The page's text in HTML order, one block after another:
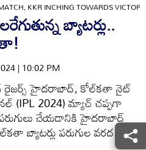
KKR INCHING TOWARDS
బ్యాటర్లు..
| 10:02 PM
రైజర్స్ హైదరాబాద్, కోల్‌కతా నైట్
(IPL 2024) మ్యాచ్ చప్పగా
పరుగులు చేయడానికి హైదరాబాద్
బ్యాటర్లు పరుగుల వరద